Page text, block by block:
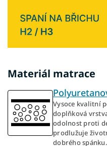
Materiál matrace
Vysoce kvalitní
doplňková
odolnost proti
prodlužuje
dobrého spánku.